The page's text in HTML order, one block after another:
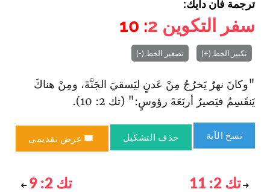
ترجمة فان دايك:
سفر التكوين 2
: 10
تكبير الخط (+) تصغير الخط (-)
"وكانَ نهرٌ يَخرُجُ مِنْ عَدنٍ ليَسقيَ الجَنَّةَ، ومِنْ هناكَ
يَنقَسِمُ فيَصيرُ أربَعَةَ رؤوسٍ:" (تك 2: 10).
نسخ الآية حذف التشكيل عرض تقديمي
تك 2: 11 تك 2: 9